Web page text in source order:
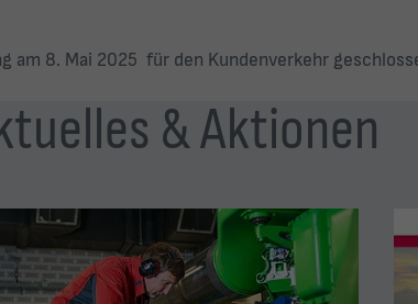
am 8. Mai 2025 für den Kundenverkehr
& Aktionen